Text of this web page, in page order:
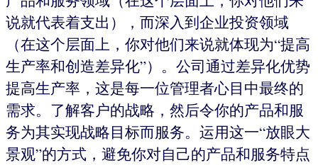
说就代表着支出），而深入到企业投资领域
（在这个层面上，你对他们来说就体现为“提高
生产率和创造差异化”）。公司通过差异化优势
提高生产率，这是每一位管理者心目中最终的
需求。了解客户的战略，然后令你的产品和服
务为其实现战略目标而服务。运用这一“放眼大
景观”的方式，避免你对自己的产品和服务特点